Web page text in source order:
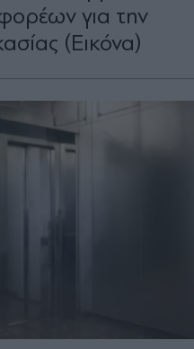
για την
(Εικόνα)